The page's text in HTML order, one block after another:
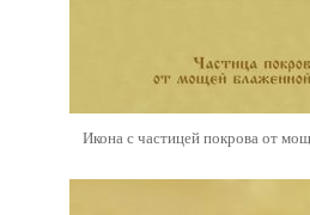
Икона с частицей покрова от